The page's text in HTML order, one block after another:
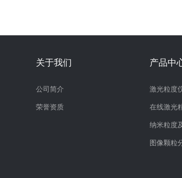
关于我们
公司简介
荣誉资质
产品中
激光粒度
在线激光
纳米粒度
图像颗粒